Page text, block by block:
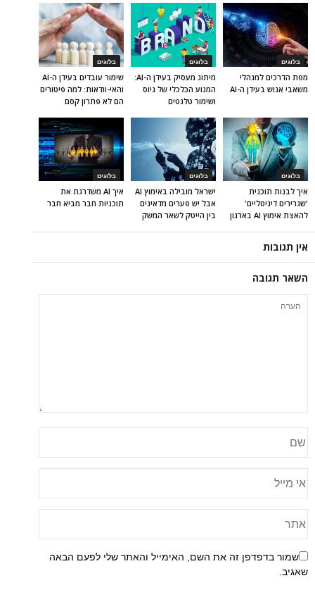
בלוגים
שימור עובדים בעידן ה-AI
והאי-וודאות: למה פיטורים
הם לא פתרון קסם
בלוגים
מיתוג מעסיק בעידן ה-AI:
המנוע הכלכלי של גיוס
ושימור טלנטים
בלוגים
מפת הדרכים למנהלי
משאבי אנוש בעידן ה-AI
בלוגים
איך AI משדרגת את
תוכניות חבר מביא חבר
בלוגים
ישראל מובילה באימוץ AI
אבל יש פערים מדאיגים
בין הייטק לשאר המשק
בלוגים
איך לבנות תוכנית
'שגרירים דיגיטליים'
להאצת אימוץ AI בארגון
אין תגובות
השאר תגובה
שמור בדפדפן זה את השם, האימייל והאתר שלי לפעם הבאה
שאגיב.